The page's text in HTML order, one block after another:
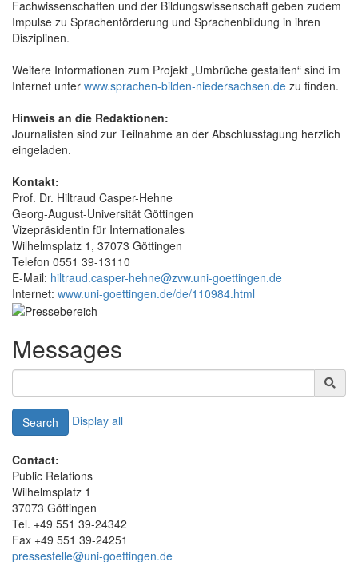
Fachwissenschaften und der Bildungswissenschaft geben zudem
Impulse zu Sprachenförderung und Sprachenbildung in ihren
Disziplinen.
Weitere Informationen zum Projekt „Umbrüche gestalten“ sind im
Internet unter www.sprachen-bilden-niedersachsen.de zu finden.
Hinweis an die Redaktionen:
Journalisten sind zur Teilnahme an der Abschlusstagung herzlich
eingeladen.
Kontakt:
Prof. Dr. Hiltraud Casper-Hehne
Georg-August-Universität Göttingen
Vizepräsidentin für Internationales
Wilhelmsplatz 1, 37073 Göttingen
Telefon 0551 39-13110
E-Mail: hiltraud.casper-hehne@zvw.uni-goettingen.de
Internet: www.uni-goettingen.de/de/110984.html
Messages
Search Display all
Contact:
Public Relations
Wilhelmsplatz 1
37073 Göttingen
Tel. +49 551 39-24342
Fax +49 551 39-24251
pressestelle@uni-goettingen.de